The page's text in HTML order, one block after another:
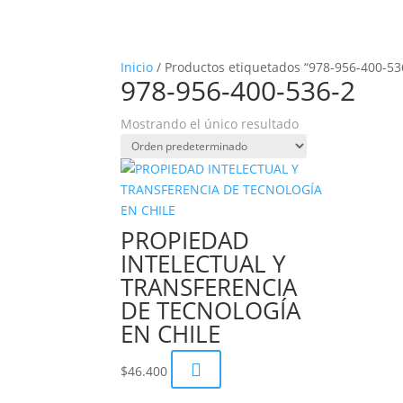
Inicio / Productos etiquetados “978-956-400-
978-956-400-536-2
Mostrando el único resultado
PROPIEDAD
INTELECTUAL Y
TRANSFERENCIA
DE TECNOLOGÍA
EN CHILE
$46.400 